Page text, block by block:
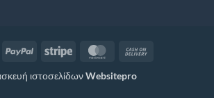
Visa PayPal Stripe MasterCard
ιστοσελίδωνWebsitepro